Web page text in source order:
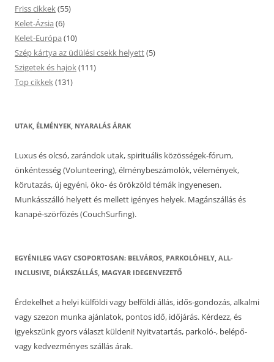
Friss cikkek(55)
Kelet-Ázsia (6)
Kelet-Európa (10)
Szép kártya az üdülési csekk helyett(5)
Szigetek és hajok(111)
Top cikkek(131)
UTAK, ÉLMÉNYEK, NYARALÁS ÁRAK
Luxus és olcsó, zarándok utak, spirituális közösségek-fórum,
önkéntesség (Volunteering), élménybeszámolók, vélemények,
körutazás, új egyéni, öko- és örökzöld témák ingyenesen.
Munkásszálló helyett és mellett igényes helyek. Magánszállás és
kanapé-szörfözés (CouchSurfing).
EGYÉNILEG VAGY CSOPORTOSAN: BELVÁROS, PARKOLÓHELY, ALL-
INCLUSIVE, DIÁKSZÁLLÁS, MAGYAR IDEGENVEZETŐ
Érdekelhet a helyi külföldi vagy belföldi állás, idős-gondozás, alkalmi
vagy szezon munka ajánlatok, pontos idő, időjárás. Kérdezz, és
igyekszünk gyors választ küldeni! Nyitvatartás, parkoló-, belépő-
vagy kedvezményes szállás árak.